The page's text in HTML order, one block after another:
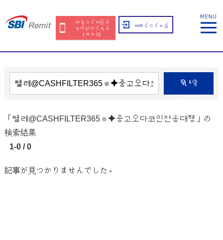
အဖွဲ့ဝင်အဖြစ်
မှတ်ပုံတင်ရန်
(အခမဲ့)
အကောင့်ဝင်မည်
ရှာဖွေ
「텔레@CASHFILTER365⨳⯌중고오다코인전송대행」の
検索結果
1-0 / 0
記事が見つかりませんでした。